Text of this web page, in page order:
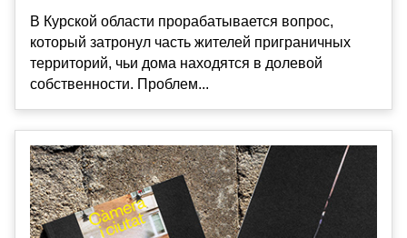
В Курской области прорабатывается вопрос,
который затронул часть жителей приграничных
территорий, чьи дома находятся в долевой
собственности. Проблем...